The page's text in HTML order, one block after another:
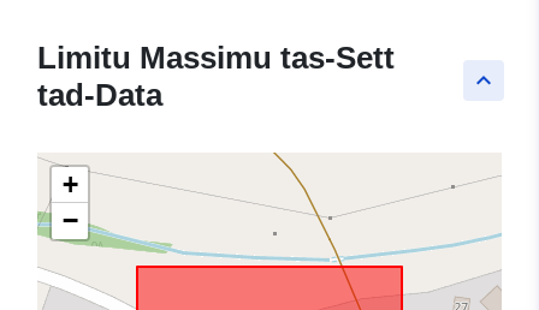
keyboard_arrow_up
Limitu Massimu tas-Sett
tad-Data
+
−